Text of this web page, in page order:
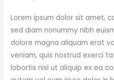
Lorem ipsum dolor sit amet,
sed diam nonummy nibh
dolore magna aliquam erat
veniam, quis nostrud exerci
lobortis nisl ut aliquip ex ea